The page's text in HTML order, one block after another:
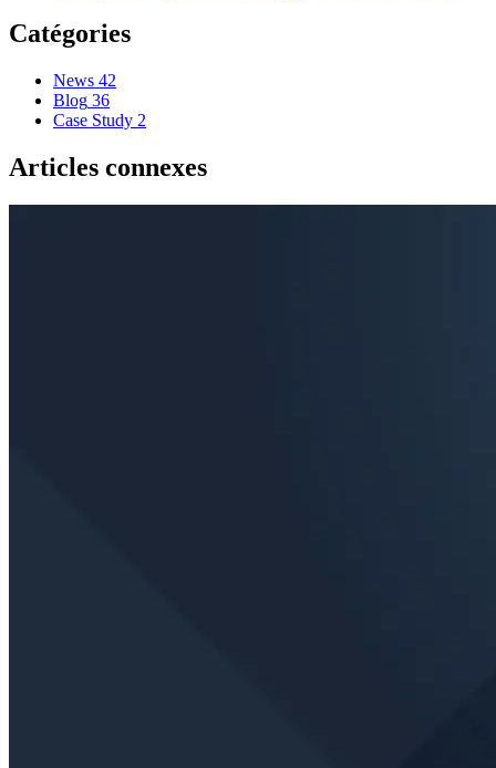
Catégories
News 42
Blog 36
Case Study 2
Articles connexes